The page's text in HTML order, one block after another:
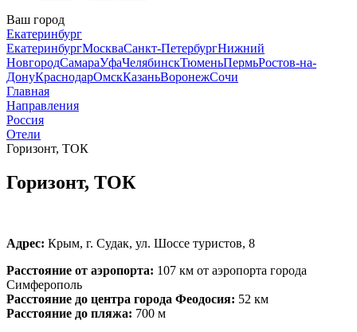
Ваш город
Екатеринбург
ЕкатеринбургМоскваСанкт-ПетербургНижний
НовгородСамараУфаЧелябинскТюменьПермьРостов-на-
ДонуКраснодарОмскКазаньВоронежСочи
Главная
Направления
Россия
Отели
Горизонт, ТОК
Горизонт, ТОК
Адрес: Крым, г. Судак, ул. Шоссе туристов, 8
Расстояние от аэропорта: 107 км от аэропорта города
Симферополь
Расстояние до центра города Феодосия: 52 км
Расстояние до пляжа: 700 м